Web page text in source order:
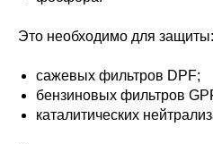
Это необходимо для защиты:
сажевых фильтров DPF;
бензиновых фильтров
каталитических